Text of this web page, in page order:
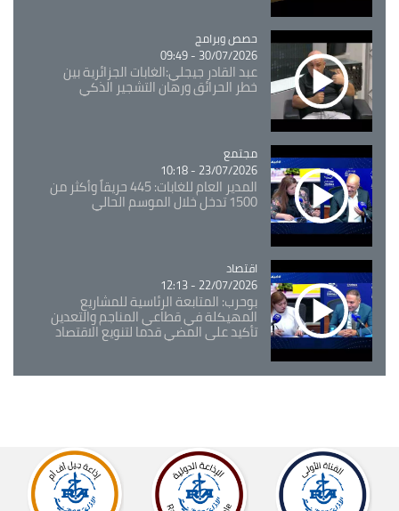
Catégorie
حصص وبرامج
30/07/2026 - 09:49
عبد القادر جيجلي:الغابات الجزائرية بين
خطر الحرائق ورهان التشجير الذكي
Catégorie
مجتمع
23/07/2026 - 10:18
المدير العام للغابات: 445 حريقاً وأكثر من
1500 تدخل خلال الموسم الحالي
Catégorie
اقتصاد
22/07/2026 - 12:13
بوحرب: المتابعة الرئاسية للمشاريع
المهيكلة في قطاعي المناجم والتعدين
تأكيد على المضي قدما لتنويع الاقتصاد